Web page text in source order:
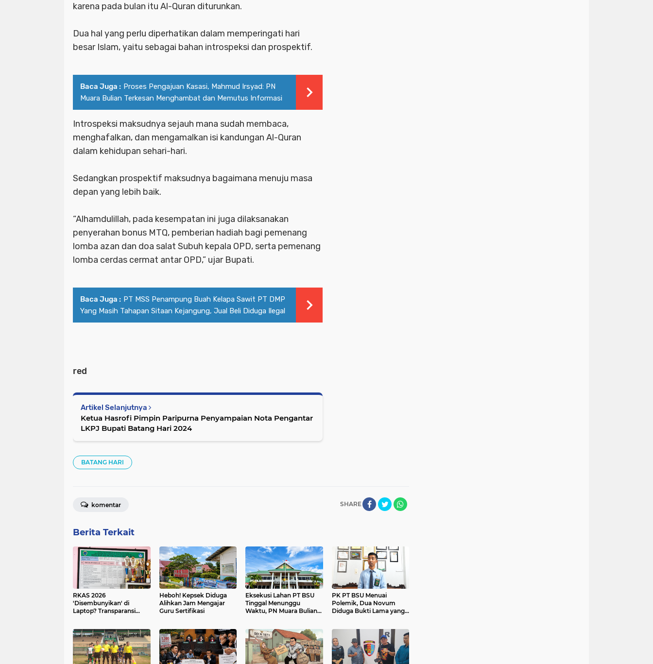
karena pada bulan itu Al-Quran diturunkan.
Dua hal yang perlu diperhatikan dalam memperingati hari
besar Islam, yaitu sebagai bahan introspeksi dan prospektif.
Baca Juga : Proses Pengajuan Kasasi, Mahmud Irsyad: PN
Muara Bulian Terkesan Menghambat dan Memutus Informasi
Introspeksi maksudnya sejauh mana sudah membaca,
menghafalkan, dan mengamalkan isi kandungan Al-Quran
dalam kehidupan sehari-hari.
Sedangkan prospektif maksudnya bagaimana menuju masa
depan yang lebih baik.
“Alhamdulillah, pada kesempatan ini juga dilaksanakan
penyerahan bonus MTQ, pemberian hadiah bagi pemenang
lomba azan dan doa salat Subuh kepala OPD, serta pemenang
lomba cerdas cermat antar OPD,” ujar Bupati.
Baca Juga : PT MSS Penampung Buah Kelapa Sawit PT DMP
Yang Masih Tahapan Sitaan Kejangung, Jual Beli Diduga Ilegal
red
Artikel Selanjutnya
Ketua Hasrofi Pimpin Paripurna Penyampaian Nota Pengantar
LKPJ Bupati Batang Hari 2024
BATANG HARI
SHARE
komentar
Berita Terkait
RKAS 2026
'Disembunyikan' di
Laptop? Transparansi
Heboh! Kepsek Diduga
Alihkan Jam Mengajar
Guru Sertifikasi
Eksekusi Lahan PT BSU
Tinggal Menunggu
Waktu, PN Muara Bulian
PK PT BSU Menuai
Polemik, Dua Novum
Diduga Bukti Lama yang